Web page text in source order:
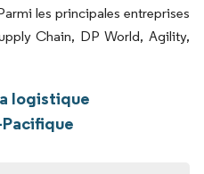
les principales entreprises
Chain, DP World, Agility,
logistique